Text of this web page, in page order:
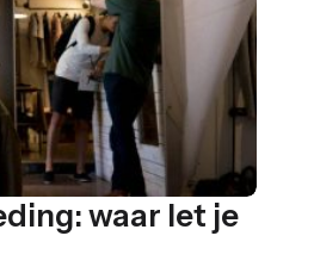
waar let je